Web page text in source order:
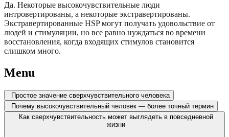
Да. Некоторые высокочувствительные люди
интровертированы, а некоторые экстравертированы.
Экстравертированные HSP могут получать удовольствие от
людей и стимуляции, но все равно нуждаться во времени
восстановления, когда входящих стимулов становится
слишком много.
Menu
Простое значение сверхчувствительного человека
Почему высокочувствительный человек — более точный термин
Как сверхчувствительность может выглядеть в повседневной
жизни